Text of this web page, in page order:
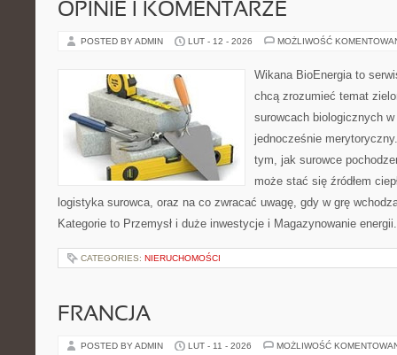
OPINIE I KOMENTARZE
POSTED BY ADMIN LUT - 12 - 2026 MOŻLIWOŚĆ
Wikana BioEnergia to
chcą zrozumieć temat
surowcach biologicznych
jednocześnie
tym, jak surowce
może stać się źródłem
logistyka surowca, oraz na co zwracać uwagę, gdy w grę
Kategorie to Przemysł i duże inwestycje i Magazynowanie
CATEGORIES: NIERUCHOMOŚCI
FRANCJA
POSTED BY ADMIN LUT - 11 - 2026 MOŻLIWOŚĆ